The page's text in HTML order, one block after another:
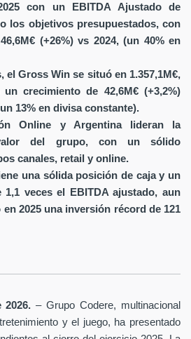
con un EBITDA Ajustado de
los objetivos presupuestados, con
(+26%) vs 2024, (un 40% en
el Gross Win se situó en 1.357,1M€,
crecimiento de 42,6M€ (+3,2%)
13% en divisa constante).
Online y Argentina lideran la
del grupo, con un sólido
canales, retail y online.
una sólida posición de caja y un
1,1 veces el EBITDA ajustado, aun
en 2025 una inversión récord de 121
2026. – Grupo Codere, multinacional
y el juego, ha presentado